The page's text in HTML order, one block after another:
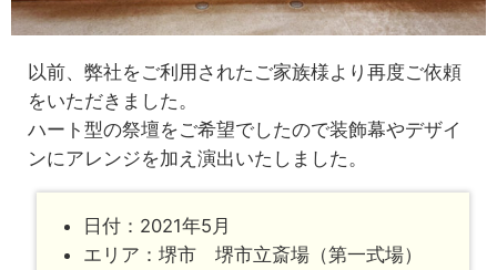
以前、弊社をご利用されたご家族様より再度ご依頼
をいただきました。
ハート型の祭壇をご希望でしたので装飾幕やデザイ
ンにアレンジを加え演出いたしました。
日付：2021年5月
エリア：堺市 堺市立斎場（第一式場）